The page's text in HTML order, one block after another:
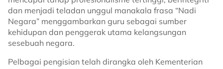
dan menjadi teladan unggul manakala frasa “Nadi
Negara” menggambarkan guru sebagai sumber
kehidupan dan penggerak utama kelangsungan
sesebuah negara.
Pelbagai pengisian telah dirangka oleh Kementerian